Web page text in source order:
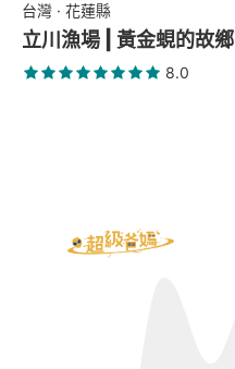
台灣 · 花蓮縣
立川漁場 | 黃金蜆的故鄉
8.0